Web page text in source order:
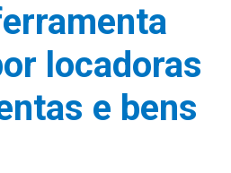
locadoras
e bens